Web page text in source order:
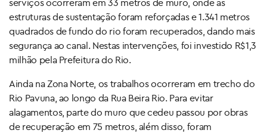
estruturas de sustentação foram reforçadas e 1.341 metros
quadrados de fundo do rio foram recuperados, dando mais
segurança ao canal. Nestas intervenções, foi investido R$1,3
milhão pela Prefeitura do Rio.
Ainda na Zona Norte, os trabalhos ocorreram em trecho do
Rio Pavuna, ao longo da Rua Beira Rio. Para evitar
alagamentos, parte do muro que cedeu passou por obras
de recuperação em 75 metros, além disso, foram